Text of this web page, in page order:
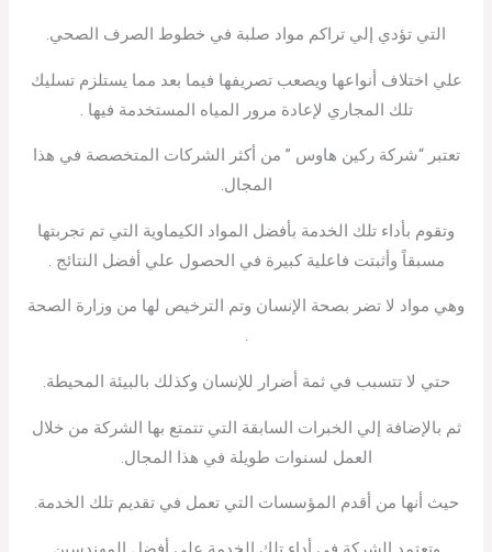
التي تؤدي إلي تراكم مواد صلبة في خطوط الصرف الصحي.
علي اختلاف أنواعها ويصعب تصريفها فيما بعد مما يستلزم تسليك
تلك المجاري لإعادة مرور المياه المستخدمة فيها .
تعتبر “شركة ركين هاوس ” من أكثر الشركات المتخصصة في هذا
المجال.
وتقوم بأداء تلك الخدمة بأفضل المواد الكيماوية التي تم تجربتها
مسبقاً وأثبتت فاعلية كبيرة في الحصول علي أفضل النتائج .
وهي مواد لا تضر بصحة الإنسان وتم الترخيص لها من وزارة الصحة
.
حتي لا تتسبب في ثمة أضرار للإنسان وكذلك بالبيئة المحيطة.
ثم بالإضافة إلي الخبرات السابقة التي تتمتع بها الشركة من خلال
العمل لسنوات طويلة في هذا المجال.
حيث أنها من أقدم المؤسسات التي تعمل في تقديم تلك الخدمة.